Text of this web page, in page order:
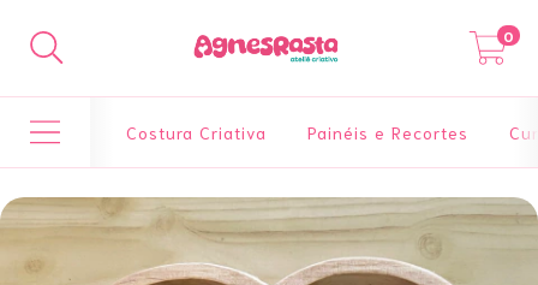
0
Costura Criativa Painéis e Recortes